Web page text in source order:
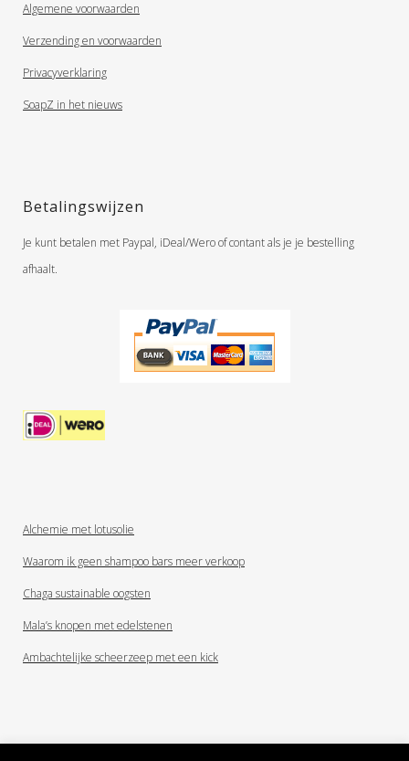
Algemene voorwaarden
Verzending en voorwaarden
Privacyverklaring
SoapZ in het nieuws
Betalingswijzen
Je kunt betalen met Paypal, iDeal/Wero of contant als je je bestelling
afhaalt.
Alchemie met lotusolie
Waarom ik geen shampoo bars meer verkoop
Chaga sustainable oogsten
Mala’s knopen met edelstenen
Ambachtelijke scheerzeep met een kick